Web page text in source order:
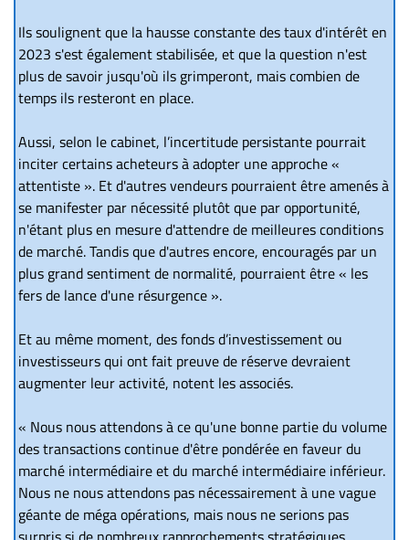
Ils soulignent que la hausse constante des taux d'intérêt en
2023 s'est également stabilisée, et que la question n'est
plus de savoir jusqu'où ils grimperont, mais combien de
temps ils resteront en place.
Aussi, selon le cabinet, l’incertitude persistante pourrait
inciter certains acheteurs à adopter une approche «
attentiste ». Et d'autres vendeurs pourraient être amenés à
se manifester par nécessité plutôt que par opportunité,
n'étant plus en mesure d'attendre de meilleures conditions
de marché. Tandis que d'autres encore, encouragés par un
plus grand sentiment de normalité, pourraient être « les
fers de lance d'une résurgence ».
Et au même moment, des fonds d’investissement ou
investisseurs qui ont fait preuve de réserve devraient
augmenter leur activité, notent les associés.
« Nous nous attendons à ce qu'une bonne partie du volume
des transactions continue d'être pondérée en faveur du
marché intermédiaire et du marché intermédiaire inférieur.
Nous ne nous attendons pas nécessairement à une vague
géante de méga opérations, mais nous ne serions pas